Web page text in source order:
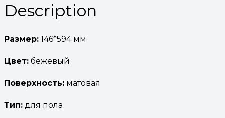
Description
Размер: 146*594 мм
Цвет: бежевый
Поверхность: матовая
Тип: для пола